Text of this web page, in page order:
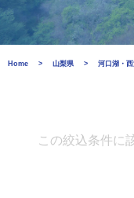
Home 山梨県 河口湖・
この絞込条件に